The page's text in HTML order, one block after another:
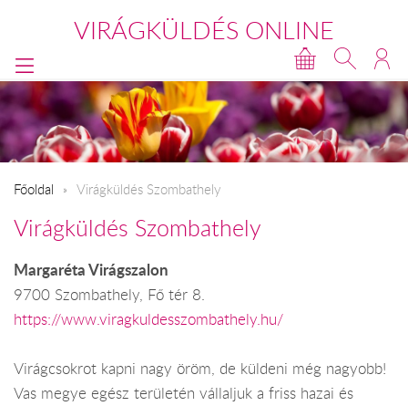
VIRÁGKÜLDÉS ONLINE
Főoldal Virágküldés Szombathely
Virágküldés Szombathely
Margaréta Virágszalon
9700 Szombathely, Fő tér 8.
https://www.viragkuldesszombathely.hu/
Virágcsokrot kapni nagy öröm, de küldeni még nagyobb!
Vas megye egész területén vállaljuk a friss hazai és